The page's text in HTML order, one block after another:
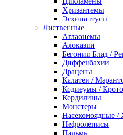
Хризантемы
Эсхинантусы
Лиственные
Аглаонемы
Алоказии
Бегонии Блад /
Диффенбахии
Драцены
Калатеи /
Кодиеумы /
Кордилины
Монстеры
Насекомоядные
Нефролеписы
Пальмы